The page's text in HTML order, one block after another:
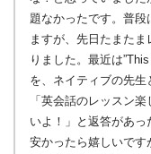
題なかったです。普
ますが、先日たまた
りました。最近は
を、ネイティブの先
「英会話のレッスン
いよ！」と返答があ
安かったら嬉しいです